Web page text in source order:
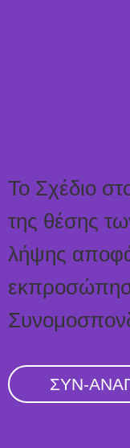
Το Σχέδιο
της θέσης
λήψης
ΣΥΝ-